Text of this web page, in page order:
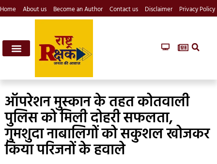
Home About us Become an Author Contact us Disclaimer Privacy Policy
ऑपरेशन मुस्कान के तहत कोतवाली
पुलिस को मिली दोहरी सफलता,
गुमशुदा नाबालिगों को सकुशल खोजकर
किया परिजनों के हवाले